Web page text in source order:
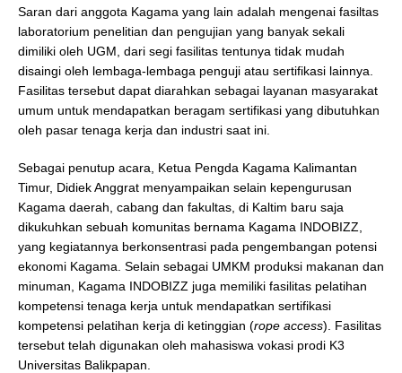
Saran dari anggota Kagama yang lain adalah mengenai fasiltas
laboratorium penelitian dan pengujian yang banyak sekali
dimiliki oleh UGM, dari segi fasilitas tentunya tidak mudah
disaingi oleh lembaga-lembaga penguji atau sertifikasi lainnya.
Fasilitas tersebut dapat diarahkan sebagai layanan masyarakat
umum untuk mendapatkan beragam sertifikasi yang dibutuhkan
oleh pasar tenaga kerja dan industri saat ini.
Sebagai penutup acara, Ketua Pengda Kagama Kalimantan
Timur, Didiek Anggrat menyampaikan selain kepengurusan
Kagama daerah, cabang dan fakultas, di Kaltim baru saja
dikukuhkan sebuah komunitas bernama Kagama INDOBIZZ,
yang kegiatannya berkonsentrasi pada pengembangan potensi
ekonomi Kagama. Selain sebagai UMKM produksi makanan dan
minuman, Kagama INDOBIZZ juga memiliki fasilitas pelatihan
kompetensi tenaga kerja untuk mendapatkan sertifikasi
kompetensi pelatihan kerja di ketinggian (rope access). Fasilitas
tersebut telah digunakan oleh mahasiswa vokasi prodi K3
Universitas Balikpapan.